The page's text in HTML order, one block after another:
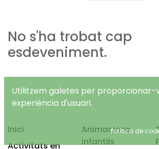
No s'ha trobat cap
esdeveniment.
Inici
Activitats en
Animacions
infantils
Utilitzem galetes per proporcionar-
experiència d'usuari.
Política de